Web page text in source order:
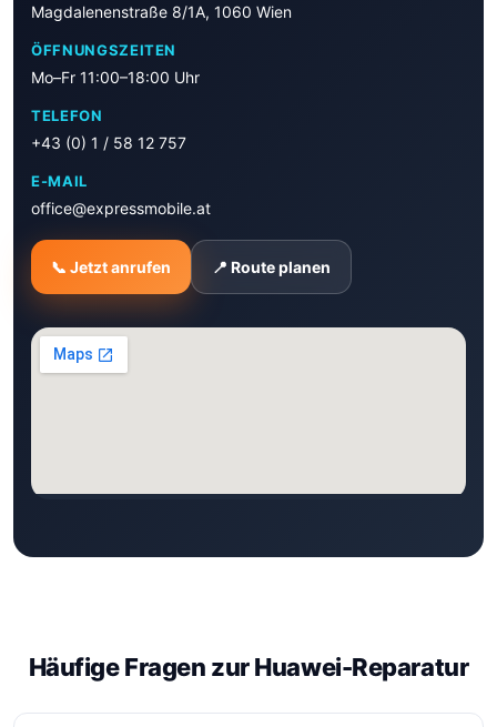
Magdalenenstraße 8/1A, 1060 Wien
ÖFFNUNGSZEITEN
Mo–Fr 11:00–18:00 Uhr
TELEFON
+43 (0) 1 / 58 12 757
E-MAIL
office@expressmobile.at
📞 Jetzt anrufen 📍 Route planen
Häufige Fragen zur Huawei-Reparatur